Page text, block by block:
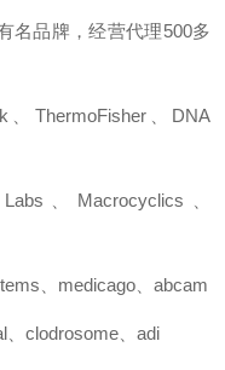
名品牌，经营代理500多
ThermoFisher、 DNA
Macrocyclics
medicago abcam
clodrosome adi